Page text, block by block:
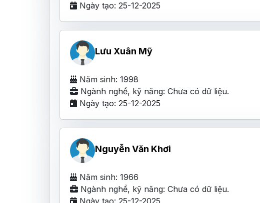
Ngày tạo: 25-12-2025
Lưu Xuân Mỹ
Năm sinh: 1998
Ngành nghề, kỹ năng: Chưa có dữ liệu.
Ngày tạo: 25-12-2025
Nguyễn Văn Khơi
Năm sinh: 1966
Ngành nghề, kỹ năng: Chưa có dữ liệu.
Ngày tạo: 25-12-2025